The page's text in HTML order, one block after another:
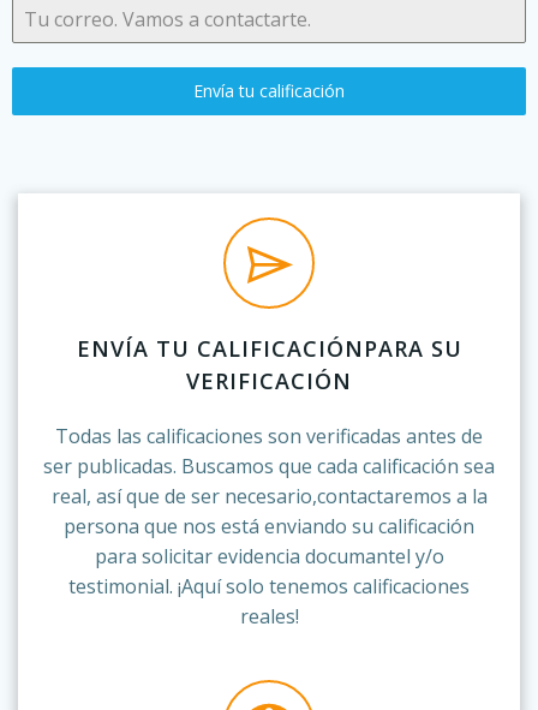
Envía tu calificación
ENVÍA TU CALIFICACIÓNPARA SU
VERIFICACIÓN
Todas las calificaciones son verificadas antes de
ser publicadas. Buscamos que cada calificación sea
real, así que de ser necesario,contactaremos a la
persona que nos está enviando su calificación
para solicitar evidencia documantel y/o
testimonial. ¡Aquí solo tenemos calificaciones
reales!